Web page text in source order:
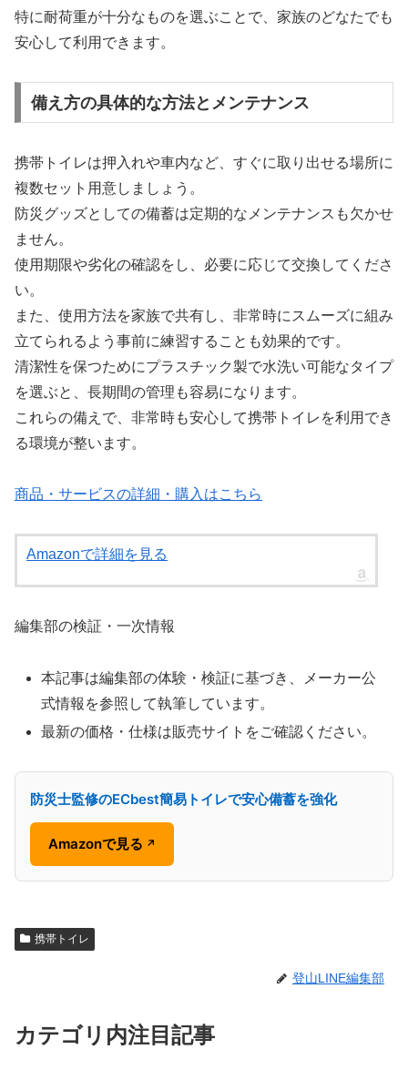
特に耐荷重が十分なものを選ぶことで、家族のどなたでも
安心して利用できます。
備え方の具体的な方法とメンテナンス
携帯トイレは押入れや車内など、すぐに取り出せる場所に
複数セット用意しましょう。
防災グッズとしての備蓄は定期的なメンテナンスも欠かせ
ません。
使用期限や劣化の確認をし、必要に応じて交換してくださ
い。
また、使用方法を家族で共有し、非常時にスムーズに組み
立てられるよう事前に練習することも効果的です。
清潔性を保つためにプラスチック製で水洗い可能なタイプ
を選ぶと、長期間の管理も容易になります。
これらの備えで、非常時も安心して携帯トイレを利用でき
る環境が整います。
商品・サービスの詳細・購入はこちら
Amazonで詳細を見る
編集部の検証・一次情報
本記事は編集部の体験・検証に基づき、メーカー公
式情報を参照して執筆しています。
最新の価格・仕様は販売サイトをご確認ください。
防災士監修のECbest簡易トイレで安心備蓄を強化
Amazonで見る ↗
携帯トイレ
登山LINE編集部
カテゴリ内注目記事